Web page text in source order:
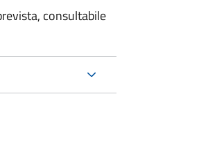
consultabile